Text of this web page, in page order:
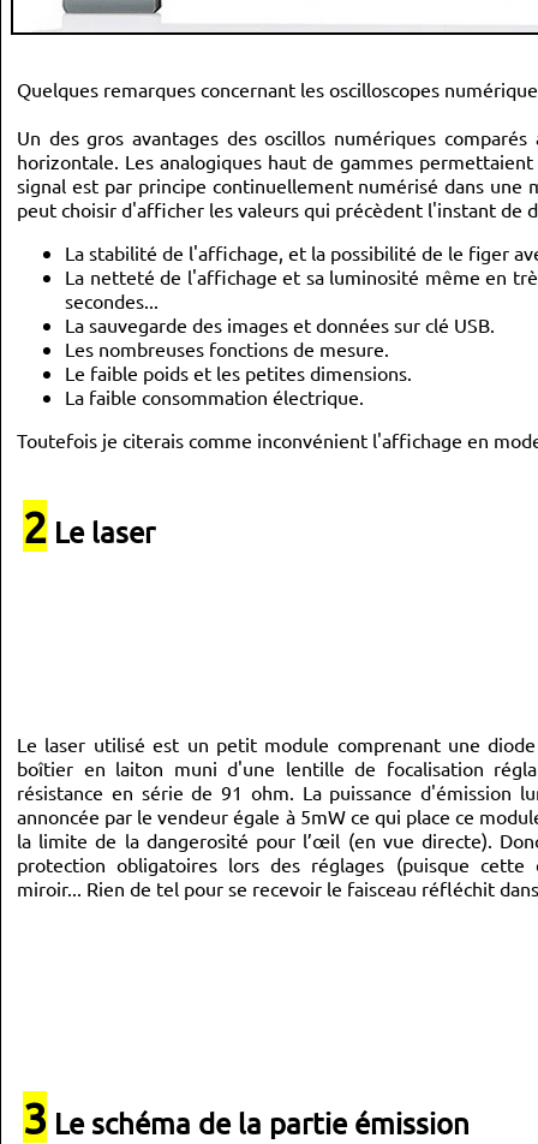
Quelques remarques concernant les oscilloscopes
Un des gros avantages des oscillos numériques
horizontale. Les analogiques haut de gammes
signal est par principe continuellement numérisé dans une
peut choisir d'afficher les valeurs qui précèdent l'instant de
La stabilité de l'affichage, et la possibilité de le figer
La netteté de l'affichage et sa luminosité même en
secondes...
La sauvegarde des images et données sur clé USB.
Les nombreuses fonctions de mesure.
Le faible poids et les petites dimensions.
La faible consommation électrique.
Toutefois je citerais comme inconvénient l'affichage en
2 Le laser
Le laser utilisé est un petit module comprenant une
boîtier en laiton muni d'une lentille de focalisation
résistance en série de 91 ohm. La puissance d'émission
annoncée par le vendeur égale à 5mW ce qui place ce
la limite de la dangerosité pour l’œil (en vue directe).
protection obligatoires lors des réglages (puisque cette
miroir... Rien de tel pour se recevoir le faisceau réfléchit
3 Le schéma de la partie émission